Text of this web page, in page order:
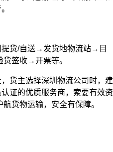
货/自送→发货地物流站→目
签收→开票等。
货主选择深圳物流公司时，建
证的优质服务商，索要有效资
货物运输，安全有保障。